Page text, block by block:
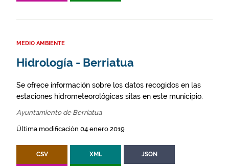
MEDIO AMBIENTE
Hidrología - Berriatua
Se ofrece información sobre los datos recogidos en las
estaciones hidrometeorológicas sitas en este municipio.
Ayuntamiento de Berriatua
Última modificación 04 enero 2019
CSV XML JSON